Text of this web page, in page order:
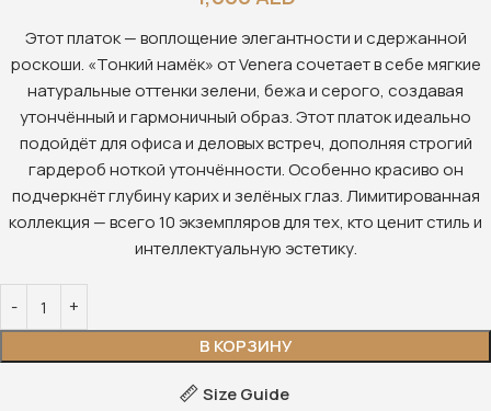
Этот платок — воплощение элегантности и сдержанной
роскоши. «Тонкий намёк» от Venera сочетает в себе мягкие
натуральные оттенки зелени, бежа и серого, создавая
утончённый и гармоничный образ. Этот платок идеально
подойдёт для офиса и деловых встреч, дополняя строгий
гардероб ноткой утончённости. Особенно красиво он
подчеркнёт глубину карих и зелёных глаз. Лимитированная
коллекция — всего 10 экземпляров для тех, кто ценит стиль и
интеллектуальную эстетику.
В КОРЗИНУ
Size Guide